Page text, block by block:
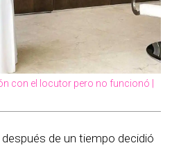
con el locutor pero no funcionó |
de un tiempo decidió